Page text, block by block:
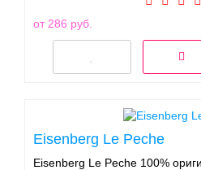
от 286 руб.
Eisenberg Le Peche
Eisenberg Le Peche 100%